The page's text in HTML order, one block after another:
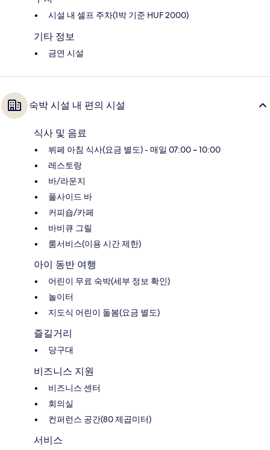
시설 내 셀프 주차(1박 기준 HUF 2000)
기타 정보
금연 시설
숙박 시설 내 편의 시설
식사 및 음료
뷔페 아침 식사(요금 별도) - 매일 07:00 ~ 10:00
레스토랑
바/라운지
풀사이드 바
커피숍/카페
바비큐 그릴
룸서비스(이용 시간 제한)
아이 동반 여행
어린이 무료 숙박(세부 정보 확인)
놀이터
지도식 어린이 돌봄(요금 별도)
즐길거리
당구대
비즈니스 지원
비즈니스 센터
회의실
컨퍼런스 공간(80 제곱미터)
서비스